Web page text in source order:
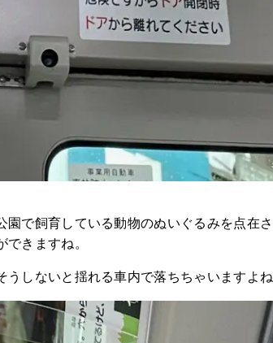
で飼育している動物のぬいぐるみを点在
きますね。
しないと揺れる車内で落ちちゃいますよね